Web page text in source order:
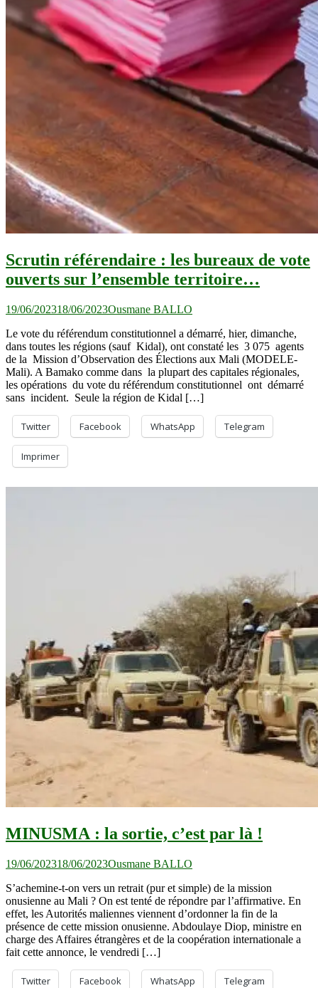
Scrutin référendaire : les bureaux de vote
ouverts sur l’ensemble territoire…
19/06/202318/06/2023Ousmane BALLO
Le vote du référendum constitutionnel a démarré, hier, dimanche,
dans toutes les régions (sauf Kidal), ont constaté les 3 075 agents
de la Mission d’Observation des Élections aux Mali (MODELE-
Mali). A Bamako comme dans la plupart des capitales régionales,
les opérations du vote du référendum constitutionnel ont démarré
sans incident. Seule la région de Kidal […]
Twitter Facebook WhatsApp Telegram
Imprimer
MINUSMA : la sortie, c’est par là !
19/06/202318/06/2023Ousmane BALLO
S’achemine-t-on vers un retrait (pur et simple) de la mission
onusienne au Mali ? On est tenté de répondre par l’affirmative. En
effet, les Autorités maliennes viennent d’ordonner la fin de la
présence de cette mission onusienne. Abdoulaye Diop, ministre en
charge des Affaires étrangères et de la coopération internationale a
fait cette annonce, le vendredi […]
Twitter Facebook WhatsApp Telegram